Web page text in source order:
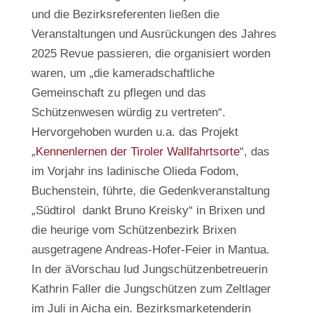
und die Bezirksreferenten ließen die
Veranstaltungen und Ausrückungen des Jahres
2025 Revue passieren, die organisiert worden
waren, um „die kameradschaftliche
Gemeinschaft zu pflegen und das
Schützenwesen würdig zu vertreten“.
Hervorgehoben wurden u.a. das Projekt
„Kennenlernen der Tiroler Wallfahrtsorte“, das
im Vorjahr ins ladinische Olieda Fodom,
Buchenstein, führte, die Gedenkveranstaltung
„Südtirol dankt Bruno Kreisky“ in Brixen und
die heurige vom Schützenbezirk Brixen
ausgetragene Andreas-Hofer-Feier in Mantua.
In der äVorschau lud Jungschützenbetreuerin
Kathrin Faller die Jungschützen zum Zeltlager
im Juli in Aicha ein. Bezirksmarketenderin